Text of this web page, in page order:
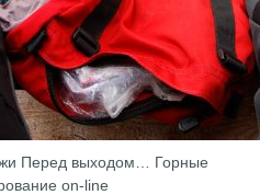
Перед выходом… Горные
on-line